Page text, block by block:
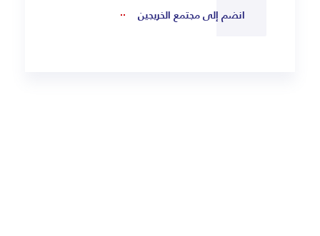
انضم إلى مجتمع الخريجين